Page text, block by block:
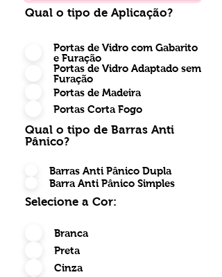
Qual o tipo de Aplicação?
Portas de Vidro com Gabarito
e Furação
Portas de Vidro Adaptado sem
Furação
Portas de Madeira
Portas Corta Fogo
Qual o tipo de Barras Anti
Pânico?
Barras Anti Pânico Dupla
Barra Anti Pânico Simples
Selecione a Cor:
Branca
Preta
Cinza